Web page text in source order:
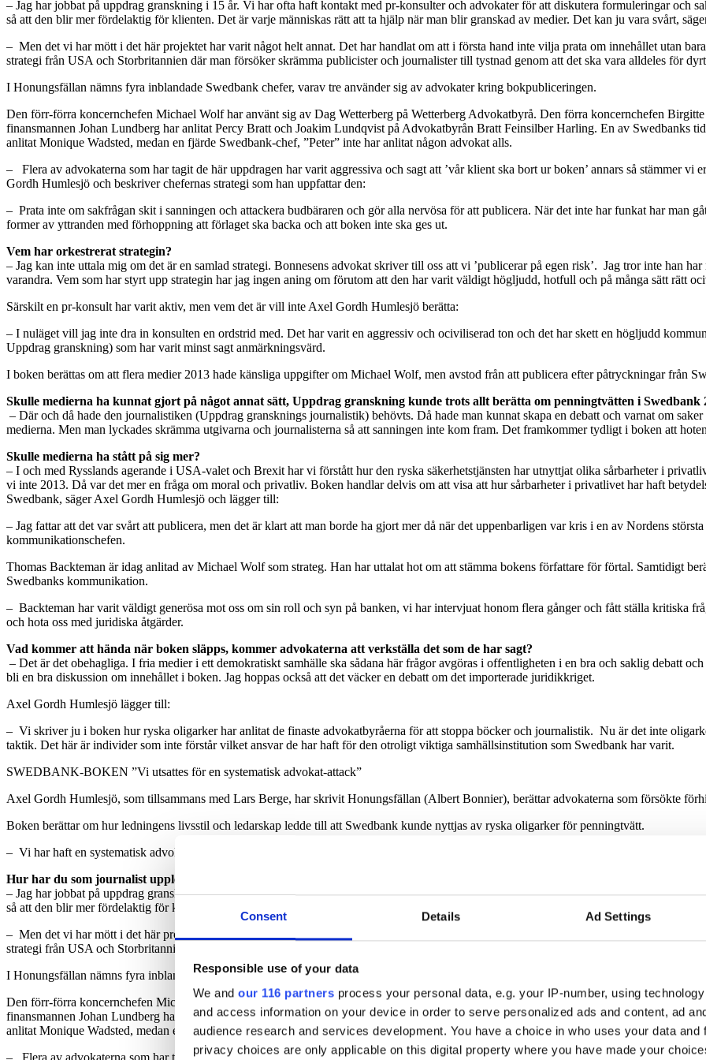
Consent Details Ad Settings
Responsible use of your data
We and our 116 partners process your personal data, e.g. your IP-number, using
and access information on your device in order to serve personalized ads and content, ad
audience research and services development. You have a choice in who uses your data and
privacy choices are only applicable on this digital property where you have made your
– Jag har jobbat på uppdrag granskning i 15 år. Vi har ofta haft kontakt med pr-konsulter och advokater för att diskutera formuleringar och
så att den blir mer fördelaktig för klienten. Det är varje människas rätt att ta hjälp när man blir granskad av medier. Det kan ju vara svårt,
– Men det vi har mött i det här projektet har varit något helt annat. Det har handlat om att i första hand inte vilja prata om innehållet utan
strategi från USA och Storbritannien där man försöker skrämma publicister och journalister till tystnad genom att det ska vara alldeles för
I Honungsfällan nämns fyra inblandade Swedbank chefer, varav tre använder sig av advokater kring bokpubliceringen.
Den förr-förra koncernchefen Michael Wolf har använt sig av Dag Wetterberg på Wetterberg Advokatbyrå. Den förra koncernchefen
finansmannen Johan Lundberg har anlitat Percy Bratt och Joakim Lundqvist på Advokatbyrån Bratt Feinsilber Harling. En av Swedbanks
anlitat Monique Wadsted, medan en fjärde Swedbank-chef, ”Peter” inte har anlitat någon advokat alls.
– Flera av advokaterna som har tagit de här uppdragen har varit aggressiva och sagt att ’vår klient ska bort ur boken’ annars så stämmer vi
Gordh Humlesjö och beskriver chefernas strategi som han uppfattar den:
– Prata inte om sakfrågan skit i sanningen och attackera budbäraren och gör alla nervösa för att publicera. När det inte har funkat har man
former av yttranden med förhoppning att förlaget ska backa och att boken inte ska ges ut.
Vem har orkestrerat strategin?
– Jag kan inte uttala mig om det är en samlad strategi. Bonnesens advokat skriver till oss att vi ’publicerar på egen risk’. Jag tror inte han
varandra. Vem som har styrt upp strategin har jag ingen aning om förutom att den har varit väldigt högljudd, hotfull och på många sätt rätt
Särskilt en pr-konsult har varit aktiv, men vem det är vill inte Axel Gordh Humlesjö berätta:
– I nuläget vill jag inte dra in konsulten en ordstrid med. Det har varit en aggressiv och ociviliserad ton och det har skett en högljudd
Uppdrag granskning) som har varit minst sagt anmärkningsvärd.
I boken berättas om att flera medier 2013 hade känsliga uppgifter om Michael Wolf, men avstod från att publicera efter påtryckningar från
Skulle medierna ha kunnat gjort på något annat sätt, Uppdrag granskning kunde trots allt berätta om penningtvätten i Swedbank
– Där och då hade den journalistiken (Uppdrag gransknings journalistik) behövts. Då hade man kunnat skapa en debatt och varnat om
medierna. Men man lyckades skrämma utgivarna och journalisterna så att sanningen inte kom fram. Det framkommer tydligt i boken att
Skulle medierna ha stått på sig mer?
– I och med Rysslands agerande i USA-valet och Brexit har vi förstått hur den ryska säkerhetstjänsten har utnyttjat olika sårbarheter i
vi inte 2013. Då var det mer en fråga om moral och privatliv. Boken handlar delvis om att visa att hur sårbarheter i privatlivet har haft
Swedbank, säger Axel Gordh Humlesjö och lägger till:
– Jag fattar att det var svårt att publicera, men det är klart att man borde ha gjort mer då när det uppenbarligen var kris i en av Nordens
kommunikationschefen.
Thomas Backteman är idag anlitad av Michael Wolf som strateg. Han har uttalat hot om att stämma bokens författare för förtal. Samtidigt
Swedbanks kommunikation.
– Backteman har varit väldigt generösa mot oss om sin roll och syn på banken, vi har intervjuat honom flera gånger och fått ställa kritiska
och hota oss med juridiska åtgärder.
Vad kommer att hända när boken släpps, kommer advokaterna att verkställa det som de har sagt?
– Det är det obehagliga. I fria medier i ett demokratiskt samhälle ska sådana här frågor avgöras i offentligheten i en bra och saklig debatt
bli en bra diskussion om innehållet i boken. Jag hoppas också att det väcker en debatt om det importerade juridikkriget.
Axel Gordh Humlesjö lägger till:
– Vi skriver ju i boken hur ryska oligarker har anlitat de finaste advokatbyråerna för att stoppa böcker och journalistik. Nu är det inte
taktik. Det här är individer som inte förstår vilket ansvar de har haft för den otroligt viktiga samhällsinstitution som Swedbank har varit.
SWEDBANK-BOKEN ”Vi utsattes för en systematisk advokat-attack”
Axel Gordh Humlesjö, som tillsammans med Lars Berge, har skrivit Honungsfällan (Albert Bonnier), berättar advokaterna som försökte
Boken berättar om hur ledningens livsstil och ledarskap ledde till att Swedbank kunde nyttjas av ryska oligarker för penningtvätt.
– Vi har haft en systematisk advokatattack som har ansträngt sig för att stoppa boken, säger Axel Gordh Humlesjö.
Hur har du som journalist upplevt det?
– Jag har jobbat på uppdrag granskning i 15 år. Vi har ofta haft kontakt med pr-konsulter och advokater för att diskutera formuleringar och
så att den blir mer fördelaktig för klienten. Det är varje människas rätt att ta hjälp när man blir granskad av medier. Det kan ju vara svårt,
– Men det vi har mött i det här projektet har varit något helt annat. Det har handlat om att i första hand inte vilja prata om innehållet utan
strategi från USA och Storbritannien där man försöker skrämma publicister och journalister till tystnad genom att det ska vara alldeles för
I Honungsfällan nämns fyra inblandade Swedbank chefer, varav tre använder sig av advokater kring bokpubliceringen.
Den förr-förra koncernchefen Michael Wolf har använt sig av Dag Wetterberg på Wetterberg Advokatbyrå. Den förra koncernchefen
finansmannen Johan Lundberg har anlitat Percy Bratt och Joakim Lundqvist på Advokatbyrån Bratt Feinsilber Harling. En av Swedbanks
anlitat Monique Wadsted, medan en fjärde Swedbank-chef, ”Peter” inte har anlitat någon advokat alls.
– Flera av advokaterna som har tagit de här uppdragen har varit aggressiva och sagt att ’vår klient ska bort ur boken’ annars så stämmer vi